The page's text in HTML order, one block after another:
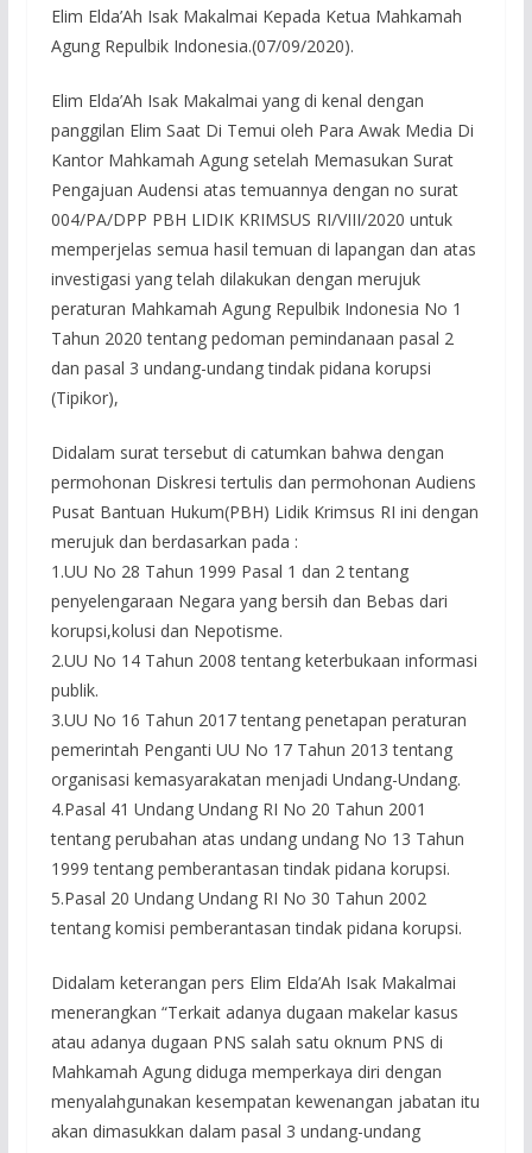
Elim Elda’Ah Isak Makalmai Kepada Ketua Mahkamah
Agung Repulbik Indonesia.(07/09/2020).
Elim Elda’Ah Isak Makalmai yang di kenal dengan
panggilan Elim Saat Di Temui oleh Para Awak Media Di
Kantor Mahkamah Agung setelah Memasukan Surat
Pengajuan Audensi atas temuannya dengan no surat
004/PA/DPP PBH LIDIK KRIMSUS RI/VIII/2020 untuk
memperjelas semua hasil temuan di lapangan dan atas
investigasi yang telah dilakukan dengan merujuk
peraturan Mahkamah Agung Repulbik Indonesia No 1
Tahun 2020 tentang pedoman pemindanaan pasal 2
dan pasal 3 undang-undang tindak pidana korupsi
(Tipikor),
Didalam surat tersebut di catumkan bahwa dengan
permohonan Diskresi tertulis dan permohonan Audiens
Pusat Bantuan Hukum(PBH) Lidik Krimsus RI ini dengan
merujuk dan berdasarkan pada :
1.UU No 28 Tahun 1999 Pasal 1 dan 2 tentang
penyelengaraan Negara yang bersih dan Bebas dari
korupsi,kolusi dan Nepotisme.
2.UU No 14 Tahun 2008 tentang keterbukaan informasi
publik.
3.UU No 16 Tahun 2017 tentang penetapan peraturan
pemerintah Penganti UU No 17 Tahun 2013 tentang
organisasi kemasyarakatan menjadi Undang-Undang.
4.Pasal 41 Undang Undang RI No 20 Tahun 2001
tentang perubahan atas undang undang No 13 Tahun
1999 tentang pemberantasan tindak pidana korupsi.
5.Pasal 20 Undang Undang RI No 30 Tahun 2002
tentang komisi pemberantasan tindak pidana korupsi.
Didalam keterangan pers Elim Elda’Ah Isak Makalmai
menerangkan “Terkait adanya dugaan makelar kasus
atau adanya dugaan PNS salah satu oknum PNS di
Mahkamah Agung diduga memperkaya diri dengan
menyalahgunakan kesempatan kewenangan jabatan itu
akan dimasukkan dalam pasal 3 undang-undang